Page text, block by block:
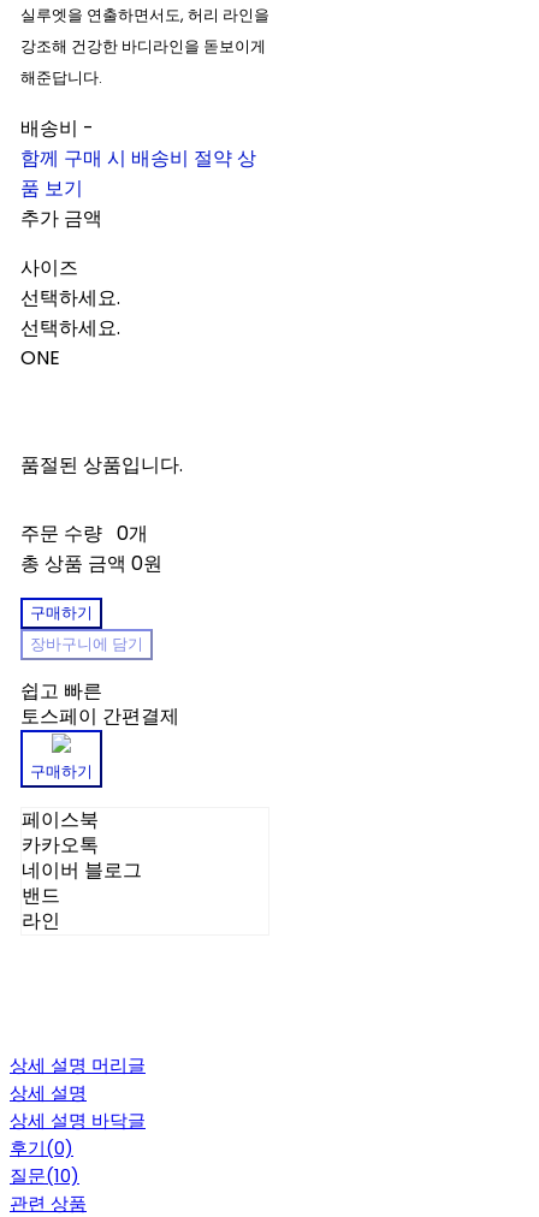
실루엣을 연출하면서도, 허리 라인을
강조해 건강한 바디라인을 돋보이게
해준답니다.
배송비 -
함께 구매 시 배송비 절약 상
품 보기
추가 금액
사이즈
선택하세요.
선택하세요.
ONE
품절된 상품입니다.
주문 수량 0개
총 상품 금액 0원
구매하기
장바구니에 담기
쉽고 빠른
토스페이 간편결제
구매하기
페이스북
카카오톡
네이버 블로그
밴드
라인
상세 설명 머리글
상세 설명
상세 설명 바닥글
후기(0)
질문(10)
관련 상품